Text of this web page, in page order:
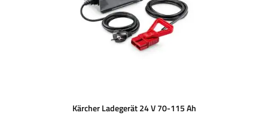
Kärcher Ladegerät 24 V 70-115 Ah